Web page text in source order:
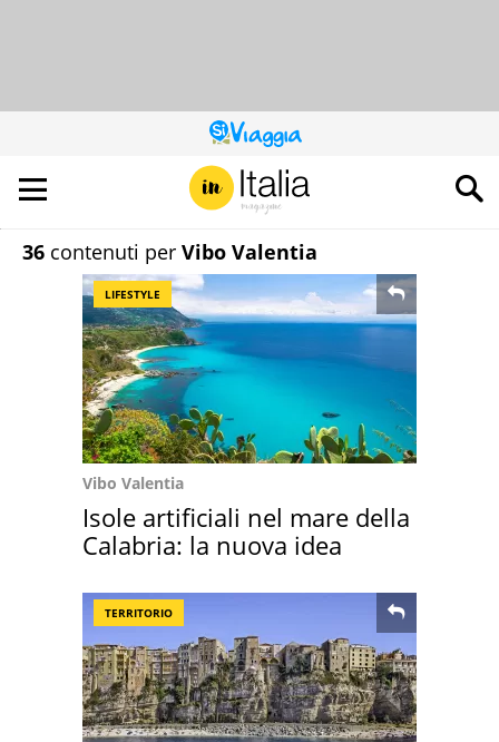
QUESTO
SITO
CONTRIBUISCE
ALL’AUDIENCE
DI
36 contenuti per Vibo Valentia
LIFESTYLE
Vibo Valentia
Isole artificiali nel mare della
Calabria: la nuova idea
TERRITORIO